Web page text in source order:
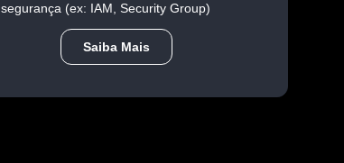
segurança (ex: IAM, Security Group)
Saiba Mais